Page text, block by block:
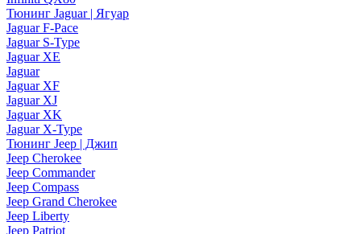
Тюнинг Jaguar | Ягуар
Jaguar F-Pace
Jaguar S-Type
Jaguar XE
Jaguar
Jaguar XF
Jaguar XJ
Jaguar XK
Jaguar X-Type
Тюнинг Jeep | Джип
Jeep Cherokee
Jeep Commander
Jeep Compass
Jeep Grand Cherokee
Jeep Liberty
Jeep Patriot